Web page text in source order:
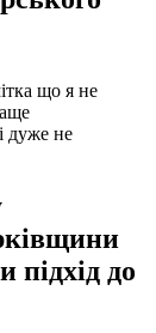
що я не
дуже не
до